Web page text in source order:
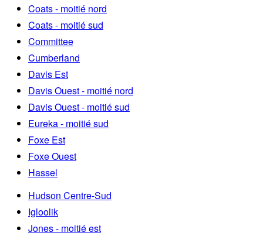
Coats - moitié nord
Coats - moitié sud
Committee
Cumberland
Davis Est
Davis Ouest - moitié nord
Davis Ouest - moitié sud
Eureka - moitié sud
Foxe Est
Foxe Ouest
Hassel
Hudson Centre-Sud
Igloolik
Jones - moitié est